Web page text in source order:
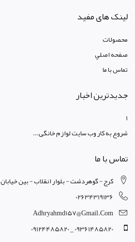
لینک های مفید
محصولات
صفحه اصلي
تماس با ما
جدیدترین اخبار
1
شروع به کار وب سایت لوازم خانگی...
تماس با ما
کرج - گوهردشت - بلوار انقلاب - بین خیابان 7و8 - لوازم خانگی آذری
02634319136
Adhryahmd157@gmail.com
09361485820 _ 09124485820